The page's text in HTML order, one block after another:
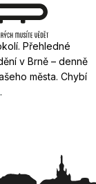
Přehledné
v Brně – denně
města. Chybí
.